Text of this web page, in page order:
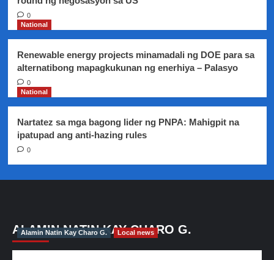
0
National
Renewable energy projects minamadali ng DOE para sa
alternatibong mapagkukunan ng enerhiya – Palasyo
0
National
Nartatez sa mga bagong lider ng PNPA: Mahigpit na
ipatupad ang anti-hazing rules
0
ALAMIN NATIN KAY CHARO G.
Alamin Natin Kay Charo G. Local news